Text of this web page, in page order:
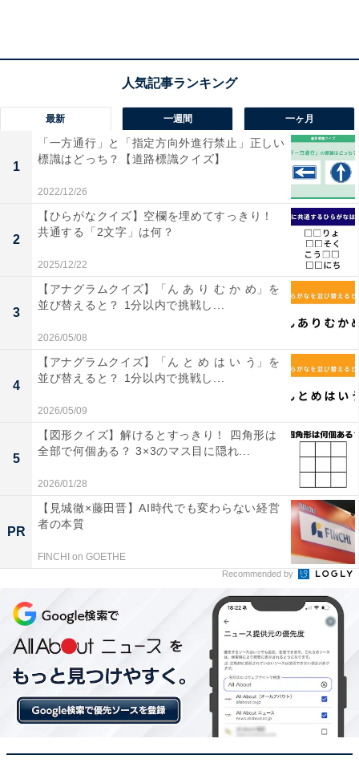
1
最新 一週間 一ヶ月
1
「一方通行」と「指定方向外進行禁止」正しい
標識はどっち？【道路標識クイズ】
2022/12/26
2
【ひらがなクイズ】空欄を埋めてすっきり！
共通する「2文字」は何？
2025/12/22
3
【アナグラムクイズ】「ん あ り む か め」を
並び替えると？ 1分以内で挑戦し...
2026/05/08
4
【アナグラムクイズ】「ん と め は い う」を
並び替えると？ 1分以内で挑戦し...
2026/05/09
5
【図形クイズ】解けるとすっきり！ 四角形は
全部で何個ある？ 3×3のマス目に隠れ...
2026/01/28
PR
【見城徹×藤田晋】AI時代でも変わらない経営
者の本質
FINCHI on GOETHE
Recommended by